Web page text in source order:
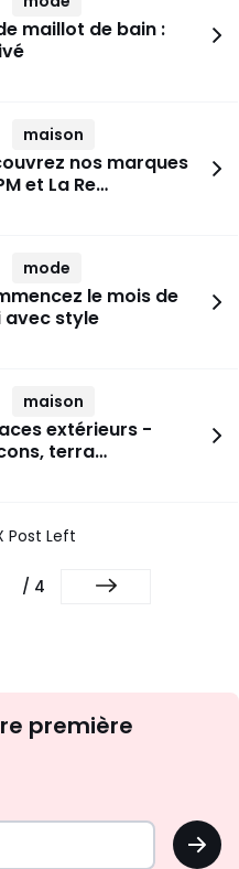
maillot de bain :
maison
nos marques
et La Re…
mode
le mois de
avec style
maison
extérieurs -
terra…
Post Left
/ 4
première
OK